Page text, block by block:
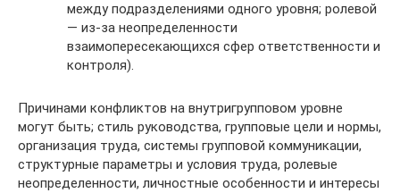
между подразделениями одного уровня; ролевой
— из-за неопределенности
взаимопересекающихся сфер ответственности и
контроля).
Причинами конфликтов на внутригрупповом уровне
могут быть; стиль руководства, групповые цели и нормы,
организация труда, системы групповой коммуникации,
структурные параметры и условия труда, ролевые
неопределенности, личностные особенности и интересы